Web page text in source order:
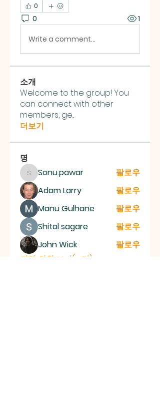
0
0 1
Write a comment...
소개
Welcome to the group! You
can connect with other
members, ge...
더보기
명
Sonu.pawar
Sonu.pawar
팔로우
Adam Larry
팔로우
Manu Gulhane
팔로우
Shital sagare
팔로우
John Wick
팔로우
전체 회원 보기(13명)